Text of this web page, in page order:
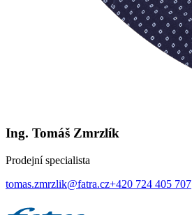
Ing. Tomáš Zmrzlík
Prodejní specialista
tomas.zmrzlik@fatra.cz+420 724 405 707